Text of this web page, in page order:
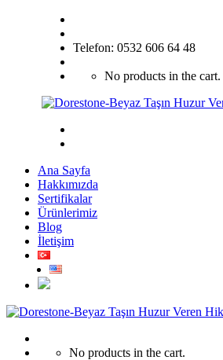
Telefon: 0532 606 64 48
No products in the cart.
Ana Sayfa
Hakkımızda
Sertifikalar
Ürünlerimiz
Blog
İletişim
No products in the cart.